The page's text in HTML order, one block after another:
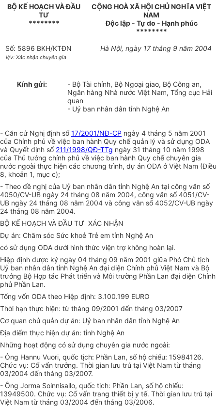
BỘ KẾ HOẠCH VÀ ĐẦU
TƯ
********
CỘNG HOÀ XÃ HỘI CHỦ NGHĨA VIỆT
NAM
Độc lập - Tự do - Hạnh phúc
********
Số: 5896 BKH/KTĐN
V/v: Xác nhận chuyên gia
Hà Nội, ngày 17 tháng 9 năm 2004
Kính gửi:
- Bộ Tài chính, Bộ Ngoại giao, Bộ Công an,
Ngân hàng Nhà nước Việt Nam, Tổng cục Hải
quan
- Uỷ ban nhân dân tỉnh Nghệ An
- Căn cứ Nghị định số17/2001/NĐ-CP ngày 4 tháng 5 năm 2001
của Chính phủ về việc ban hành Quy chế quản lý và sử dụng ODA
và Quyết định số 211/1998/QĐ-TTg ngày 31 tháng 10 năm 1998
của Thủ tướng chính phủ về việc ban hành Quy chế chuyên gia
nước ngoài thực hiện các chương trình, dự án ODA ở Việt Nam (Điều
8, khoản 1, mục c);
- Theo đề nghị của Uỷ ban nhân dân tỉnh Nghệ An tại công văn số
4050/CV-UB ngày 24 tháng 08 năm 2004, công văn số 4051/CV-
UB ngày 24 tháng 08 năm 2004 và công văn số 4052/CV-UB ngày
24 tháng 08 năm 2004.
BỘ KẾ HOẠCH VÀ ĐẦU TƯ XÁC NHẬN
Dự án: Chăm sóc Sức khoẻ Trẻ em tỉnh Nghệ An
có sử dụng ODA dưới hình thức viện trợ không hoàn lại.
Hiệp định được ký ngày 04 tháng 09 năm 2001 giữa Phó Chủ tịch
Uỷ ban nhân dân tỉnh Nghệ An đại diện Chính phủ Việt Nam và Bộ
trưởng Bộ Hợp tác Phát triển và Môi trường Phần Lan đại diện Chính
phủ Phần Lan.
Tổng vốn ODA theo Hiệp định: 3.100.199 EURO
Thời hạn thực hiện: từ tháng 09/2001 đến tháng 03/2007
Cơ quan chủ quản dự án: Uỷ ban nhân dân tỉnh Nghệ An
Địa điểm thực hiện dự án: tỉnh Nghệ An
Những hoạt động có sử dụng chuyên gia nước ngoài:
- Ông Hannu Vuori, quốc tịch: Phần Lan, số hộ chiếu: 15984126.
Chức vụ: Cố vấn trưởng. Thời gian lưu trú tại Việt Nam từ tháng
03/2004 đến tháng 03/2007.
- Ông Jorma Soinnisallo, quốc tịch: Phần Lan, số hộ chiếu:
13949500. Chức vụ: Cố vấn trang thiết bị y tế. Thời gian lưu trú tại
Việt Nam từ tháng 03/2004 đến tháng 03/2006.